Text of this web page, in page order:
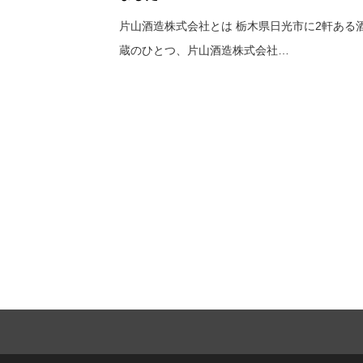
片山酒造株式会社とは 栃木県日光市に2軒ある
蔵のひとつ、片山酒造株式会社…